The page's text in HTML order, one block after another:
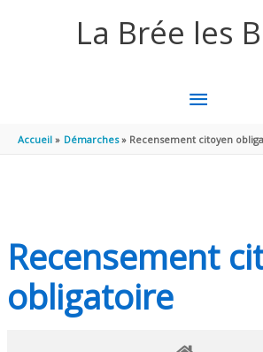
La Brée les
MENU
Accueil Démarches Recensement citoyen
Recensement
obligatoire